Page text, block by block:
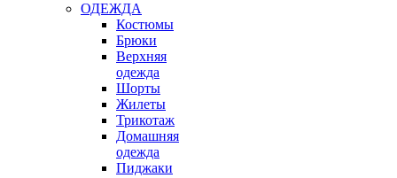
ОДЕЖДА
Костюмы
Брюки
Верхняя
одежда
Шорты
Жилеты
Трикотаж
Домашняя
одежда
Пиджаки